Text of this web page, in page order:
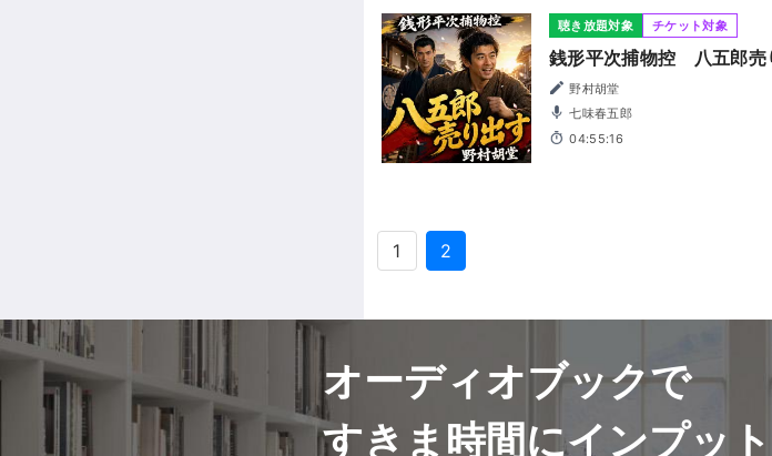
聴き放題対象 チケット対象
銭形平次捕物控 八五郎売
野村胡堂
七味春五郎
04:55:16
1 2
オーディオブックで
すきま時間にインプット